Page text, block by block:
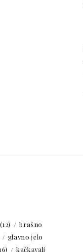
(12)
brašno
glavno jelo
kačkavalj